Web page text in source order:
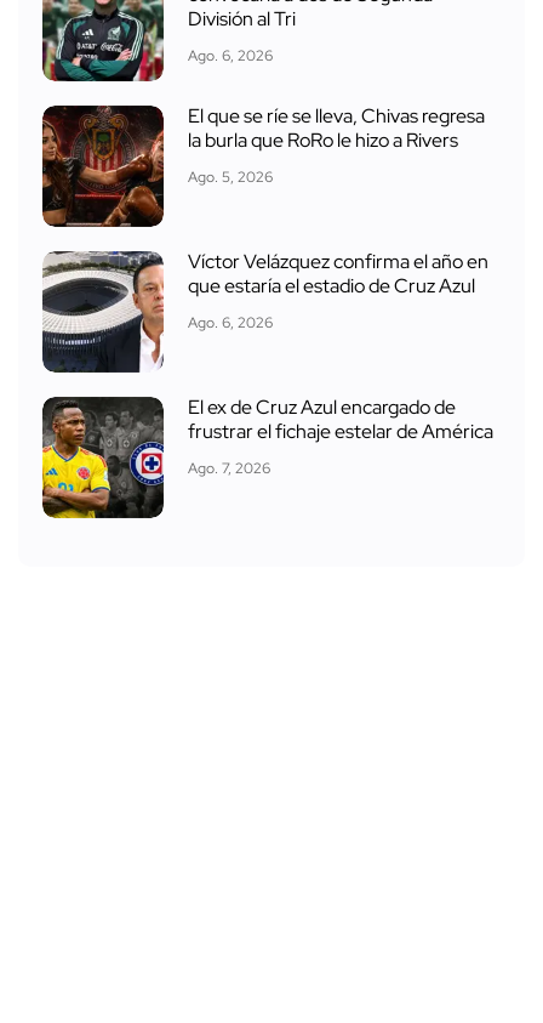
División al Tri
Ago. 6, 2026
El que se ríe se lleva, Chivas regresa
la burla que RoRo le hizo a Rivers
Ago. 5, 2026
Víctor Velázquez confirma el año en
que estaría el estadio de Cruz Azul
Ago. 6, 2026
El ex de Cruz Azul encargado de
frustrar el fichaje estelar de América
Ago. 7, 2026